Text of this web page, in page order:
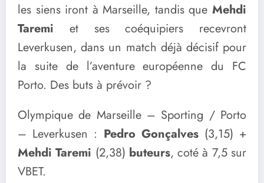
les siens iront à Marseille, tandis que Mehdi
Taremi et ses coéquipiers recevront
Leverkusen, dans un match déjà décisif pour
la suite de l’aventure européenne du FC
Porto. Des buts à prévoir ?
Olympique de Marseille – Sporting / Porto
– Leverkusen : Pedro Gonçalves(3,15) +
Mehdi Taremi (2,38) buteurs, coté à 7,5 sur
VBET.